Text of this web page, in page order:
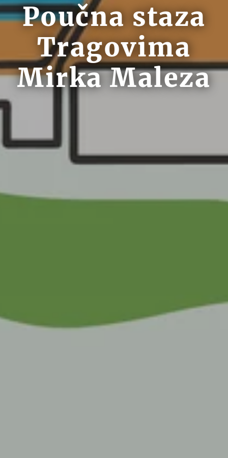
Poučna staza
Tragovima
Mirka Maleza